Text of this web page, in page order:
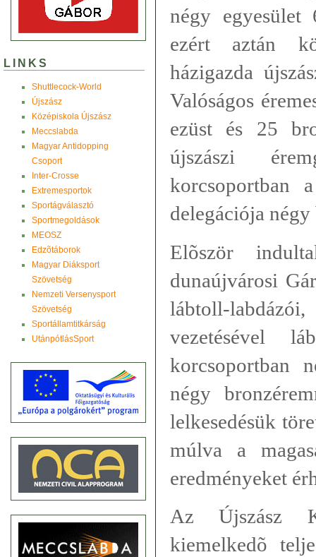
LINKS
Shuttlecock-World
Újszász
Középiskola Újszász
Meccslabda
Magyar Antidopping
Csoport
Inter-Crosse
Extremesportok
Sportágválasztó
Sportmegoldások
MEOSZ
Edzõtáborok
Magyar Diáksport
Szövetség
Nemzeti Versenysport
Szövetség
Sportállamtitkárság
UtánpótlásSport
négy egyesület
ezért aztán
házigazda
Valóságos
ezüst és 25
újszászi
korcsoportban
delegációja
Elõször
dunaújvárosi
lábtoll-
vezetésével
korcsoportban
négy
lelkesedésük
múlva a
eredményeket
Az Újszász
kiemelkedõ